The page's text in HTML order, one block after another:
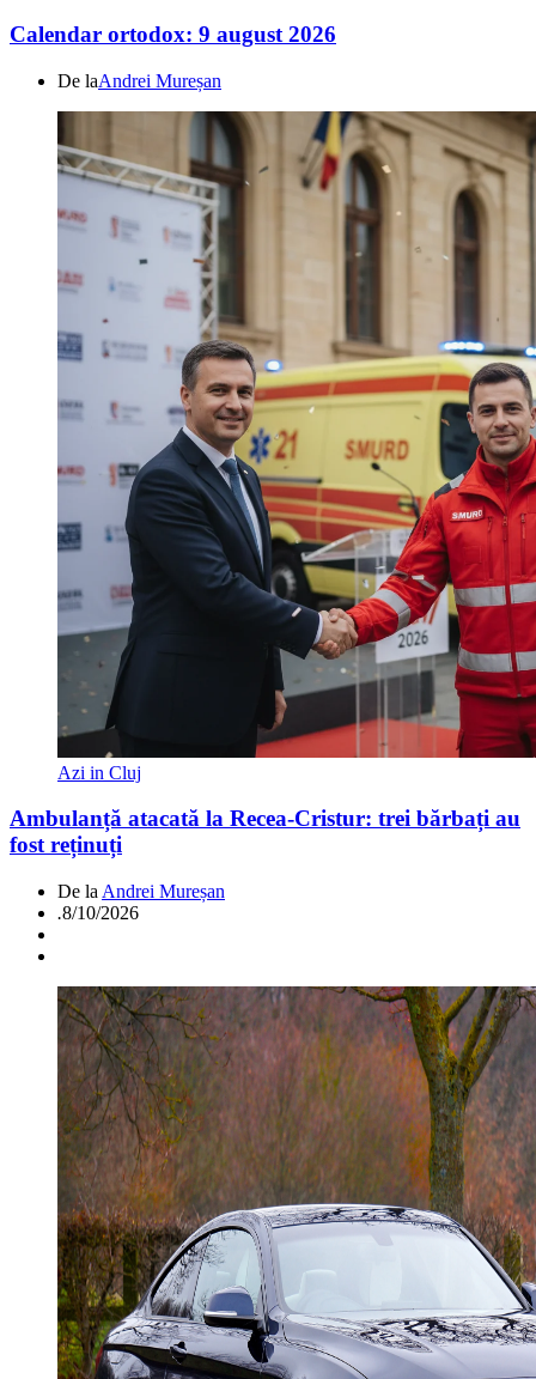
Calendar ortodox: 9 august 2026
De laAndrei Mureșan
Azi in Cluj
Ambulanță atacată la Recea-Cristur: trei bărbați au
fost reținuți
De la Andrei Mureșan
.8/10/2026